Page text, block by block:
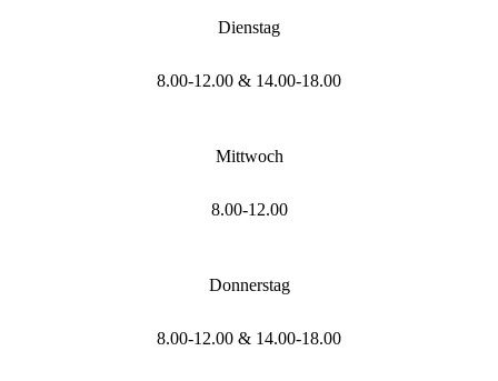
Dienstag
8.00-12.00 & 14.00-18.00
Mittwoch
8.00-12.00
Donnerstag
8.00-12.00 & 14.00-18.00